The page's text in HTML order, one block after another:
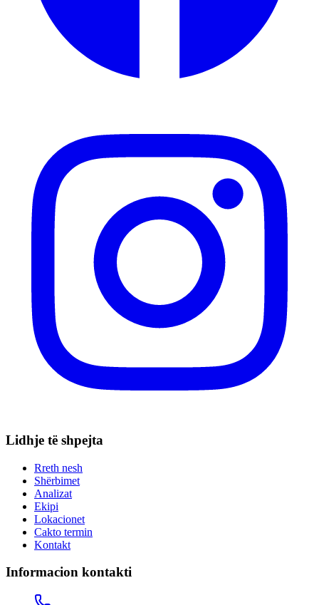
Lidhje të shpejta
Rreth nesh
Shërbimet
Analizat
Ekipi
Lokacionet
Cakto termin
Kontakt
Informacion kontakti